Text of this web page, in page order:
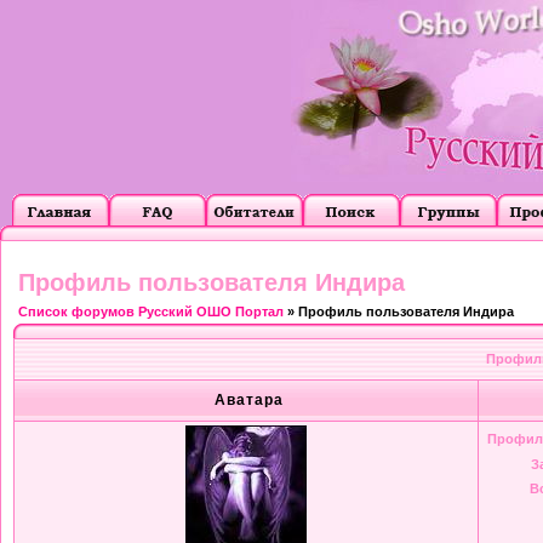
Профиль пользователя Индира
Список форумов Русский ОШО Портал » Профиль пользователя Индира
Аватара